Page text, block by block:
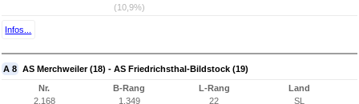
(10,9%)
Infos...
A 8 AS Merchweiler (18) - AS Friedrichsthal-Bildstock (19)
Nr.
2.168
B-Rang
1.349
L-Rang
22
Land
SL